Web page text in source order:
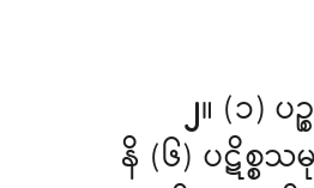
၂။ (၁) ပဉ္
နိ (၆) ပဋိစ္စသ